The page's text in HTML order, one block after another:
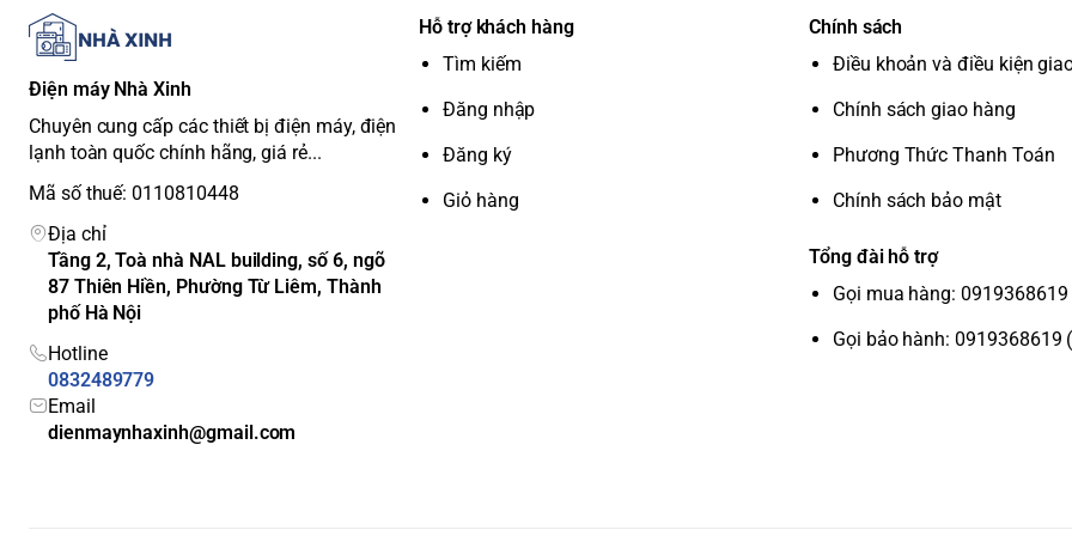
Netflix, FPT Play, VieON,...
Điều khiển giọng nói:
Hỗ trợ tìm kiếm bằng giọng nói tiếng Việt trên YouTube.
SolarCell Remote:
không cần dùng pin, rất thân thiện với môi trường.
Gaming Hub:Nền tảng tổng hợp các game trên nền tảng đám mây, giúp bạn chơi game mà không
Kết nối không dây:Hỗ trợ AirPlay 2, Screen Mirroring và Tap View, giúp bạn trình chiếu màn hình điện
thoại lên tivi một cách dễ dàng.
Điện máy Nhà Xinh
Chuyên cung cấp các thiết bị điện máy, điện
lạnh toàn quốc chính hãng, giá rẻ...
Mã số thuế: 0110810448
Địa chỉ
Tầng 2, Toà nhà NAL building, số 6, ngõ
87 Thiên Hiền, Phường Từ Liêm, Thành
phố Hà Nội
Hotline
0832489779
Email
dienmaynhaxinh@gmail.com
Hỗ trợ khách hàng
Tìm kiếm
Đăng nhập
Đăng ký
Giỏ hàng
Chính sách
Điều khoản và điều kiện
Chính sách giao hàng
Phương Thức Thanh Toán
Chính sách bảo mật
Tổng đài hỗ trợ
Gọi mua hàng:
Gọi bảo hành: 0919368619